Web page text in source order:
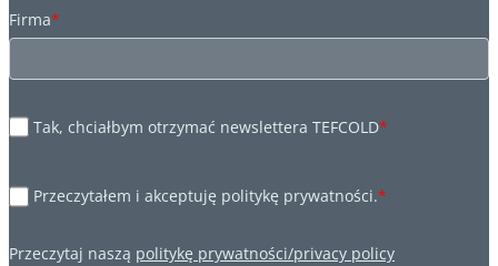
Firma*
Tak, chciałbym otrzymać newslettera TEFCOLD*
Przeczytałem i akceptuję politykę prywatności.*
Przeczytaj naszą politykę prywatności/privacy policy